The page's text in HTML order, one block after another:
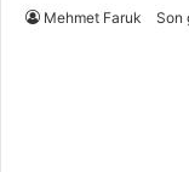
Mehmet Faruk Son